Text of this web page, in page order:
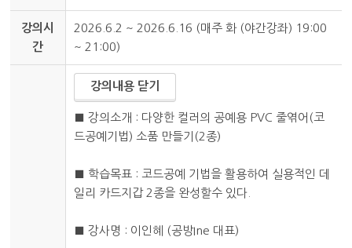
강의시
간
2026.6.2 ~ 2026.6.16 (매주 화 (야간강좌) 19:00
~ 21:00)
강의내용 닫기
■ 강의소개 : 다양한 컬러의 공예용 PVC 줄엮어(코
드공예기법) 소품 만들기(2종)
■ 학습목표 : 코드공예 기법을 활용하여 실용적인 데
일리 카드지갑 2종을 완성할수 있다.
■ 강사명 : 이인혜 (공방Ine 대표)